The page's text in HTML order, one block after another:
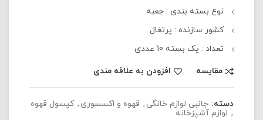
نوع بسته بندی : جعبه
کشور سازنده : پرتغال
تعداد : یک بسته 10 عددی
مقایسه
افزودن به علاقه مندی
دسته: جانبی لوازم خانگی , قهوه و اکسسوری , کپسول قهوه
, لوازم آشپزخانه